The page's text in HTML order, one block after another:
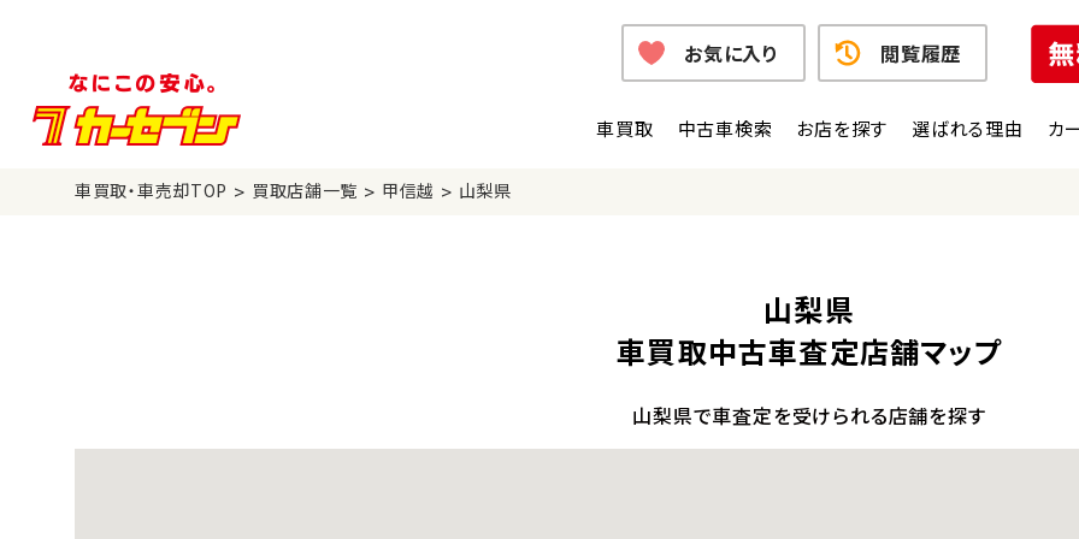
車買取 中古車検索 お店を探す 選ばれる理由 カ
お気に入り 閲覧履歴
車買取・車売却TOP > 買取店舗一覧 > 甲信越 > 山梨県
山梨県
車買取中古車査定店舗マップ
山梨県で車査定を受けられる店舗を探す